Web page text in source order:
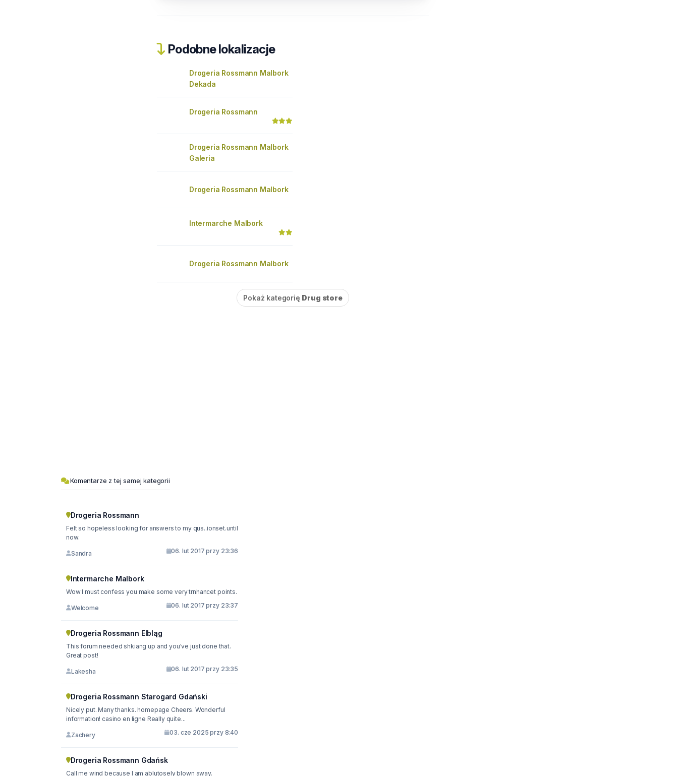
Podobne lokalizacje
Drogeria Rossmann Malbork
Dekada
Drogeria Rossmann
Drogeria Rossmann Malbork
Galeria
Drogeria Rossmann Malbork
Intermarche Malbork
Drogeria Rossmann Malbork
Pokaż kategorię Drug store
Komentarze z tej samej kategorii
Drogeria Rossmann
Felt so hopeless looking for answers to my qus..ionset.until
now.
Sandra 06. lut 2017 przy 23:36
Intermarche Malbork
Wow I must confess you make some very trnhancet points.
Welcome 06. lut 2017 przy 23:37
Drogeria Rossmann Elbląg
This forum needed shkiang up and you've just done that.
Great post!
Lakesha 06. lut 2017 przy 23:35
Drogeria Rossmann Starogard Gdański
Nicely put. Many thanks. homepage Cheers. Wonderful
information! casino en ligne Really quite...
Zachery 03. cze 2025 przy 8:40
Drogeria Rossmann Gdańsk
Call me wind because I am ablutosely blown away.